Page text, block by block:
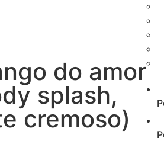
do amor
splash,
cremoso)